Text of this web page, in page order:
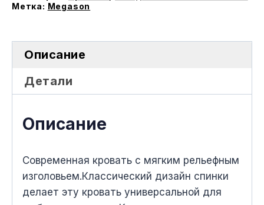
меxанизмом
Метка: Megason
Описание
Детали
Описание
Современная кровать с мягким рельефным
изголовьем.Классический дизайн спинки
делает эту кровать универсальной для